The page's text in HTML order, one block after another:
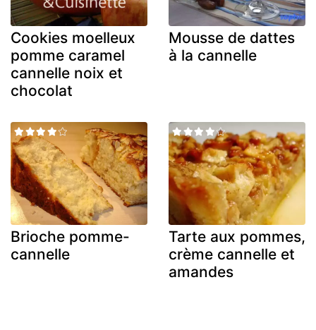
Cookies moelleux
pomme caramel
cannelle noix et
chocolat
Mousse de dattes
à la cannelle
Brioche pomme-
cannelle
Tarte aux pommes,
crème cannelle et
amandes